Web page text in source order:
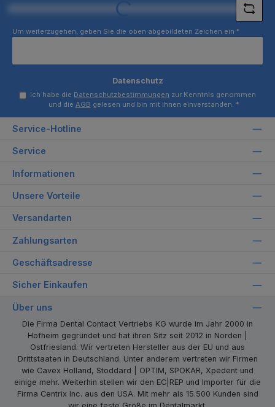
Loading...
Um weiterzugehen, geben Sie die oben abgebildeten Zeichen ein *
Datenschutz
Ich habe die Datenschutzbestimmungen zur Kenntnis genommen
und die AGB gelesen und bin mit ihnen einverstanden. *
Service-Hotline
Service
Informationen
Unsere Vorteile
Versandarten
Zahlungsarten
Geschäftsadresse
Sicher Einkaufen
Über uns
Die Firma Dental Contact Vertriebs KG wurde im Jahr 2000 in
Hofheim gegründet und hat ihren Sitz seit 2012 in Norden |
Ostfriesland. Wir vertreten Hersteller aus der EU und aus
Drittstaaten in Deutschland. Unter anderem vertreten wir Firmen
wie Cavex Holland, Stoddard | OPTIM, SPOKAR, Xpedent und
einige mehr. Weiterhin stellen wir den EC|REP und Importer für die
Firma Centrix Inc. aus den USA. Mit mehr als 15.500 Kunden sind